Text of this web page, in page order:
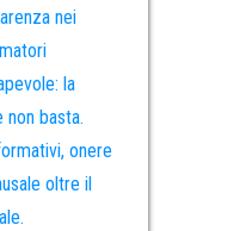
nei
la
non basta.
onere
oltre il